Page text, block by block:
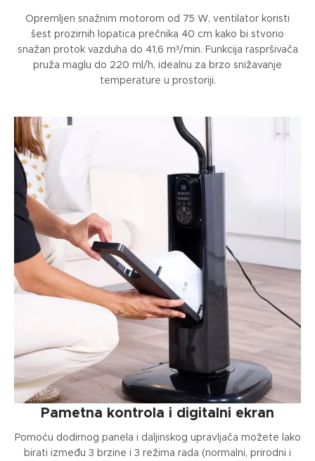
Opremljen snažnim motorom od 75 W, ventilator koristi
šest prozirnih lopatica prečnika 40 cm kako bi stvorio
snažan protok vazduha do 41,6 m³/min. Funkcija raspršivača
pruža maglu do 220 ml/h, idealnu za brzo snižavanje
temperature u prostoriji.
Pametna kontrola i digitalni ekran
Pomoću dodirnog panela i daljinskog upravljača možete lako
birati između 3 brzine i 3 režima rada (normalni, prirodni i